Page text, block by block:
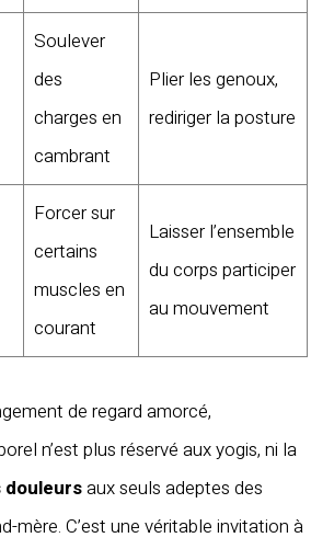
Soulever
des
charges en
cambrant
Plier les genoux,
rediriger la posture
Forcer sur
certains
muscles en
courant
Laisser l’ensemble
du corps participer
au mouvement
de regard amorcé,
n’est plus réservé aux yogis, ni la
aux seuls adeptes des
mère. C’est une véritable invitation à